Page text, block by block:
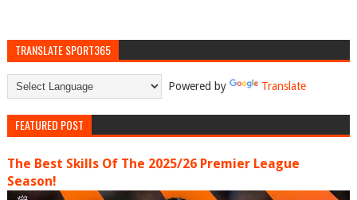
TRANSLATE SPORT365
Powered by Translate
FEATURED POST
The Best Skills Of The 2025/26 Premier League
Season!